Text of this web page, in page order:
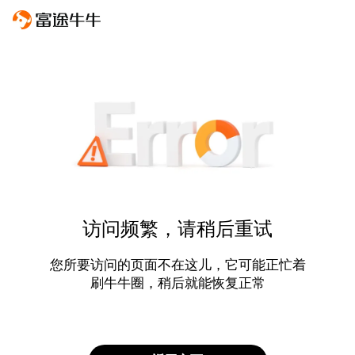
访问频繁，请稍后重试
您所要访问的页面不在这儿，它可能正忙着
刷牛牛圈，稍后就能恢复正常